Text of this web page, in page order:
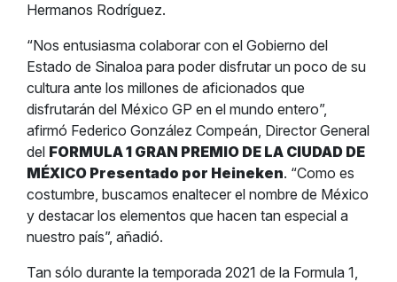
Hermanos Rodríguez.
“Nos entusiasma colaborar con el Gobierno del
Estado de Sinaloa para poder disfrutar un poco de su
cultura ante los millones de aficionados que
disfrutarán del México GP en el mundo entero”,
afirmó Federico González Compeán, Director General
del FORMULA 1 GRAN PREMIO DE LA CIUDAD DE
MÉXICO Presentado por Heineken. “Como es
costumbre, buscamos enaltecer el nombre de México
y destacar los elementos que hacen tan especial a
nuestro país”, añadió.
Tan sólo durante la temporada 2021 de la Formula 1,